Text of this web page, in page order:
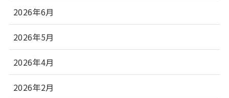
2026年6月
2026年5月
2026年4月
2026年2月